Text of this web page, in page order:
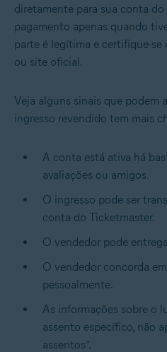
diretamente para sua conta do
pagamento apenas quando
parte é legítima e certifique-se
ou site oficial.
Veja alguns sinais que podem
ingresso revendido tem mais
A conta está ativa há
avaliações ou amigos.
O ingresso pode ser
conta do Ticketmaster.
O vendedor pode
O vendedor concorda
pessoalmente.
As informações sobre o
assento específico, não
assentos”.